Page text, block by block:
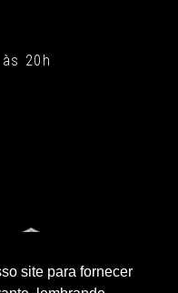
20h
site para fornecer